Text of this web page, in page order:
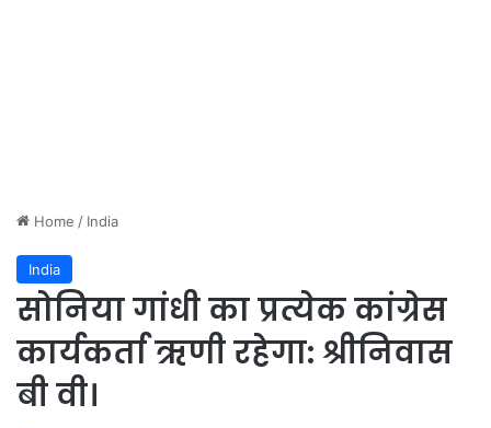
Home / India
India
सोनिया गांधी का प्रत्येक कांग्रेस
कार्यकर्ता ऋणी रहेगा: श्रीनिवास
बी वी।